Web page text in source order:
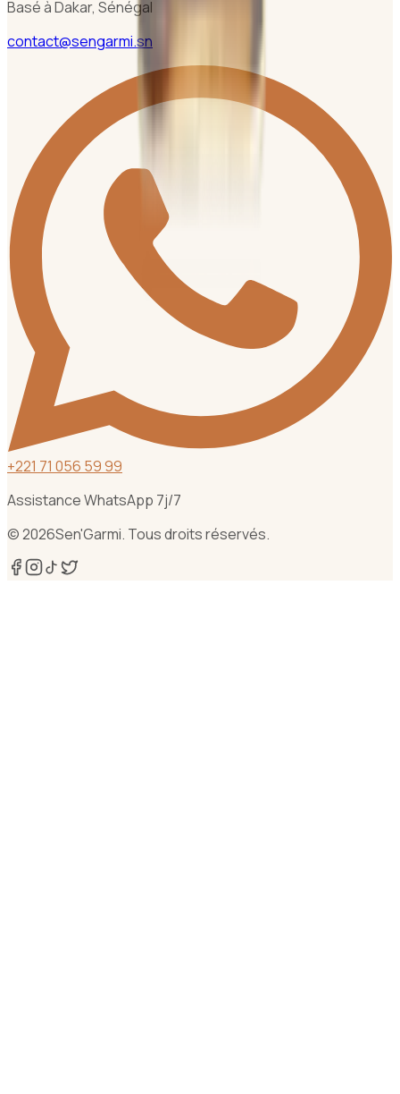
Basé à Dakar, Sénégal
contact@sengarmi.sn
+221 71 056 59 99
Assistance WhatsApp 7j/7
©2026Sen'Garmi. Tous droits réservés.